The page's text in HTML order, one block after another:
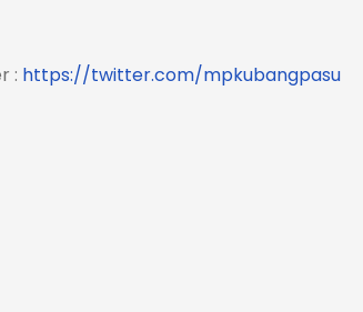
: https://twitter.com/mpkubangpasu